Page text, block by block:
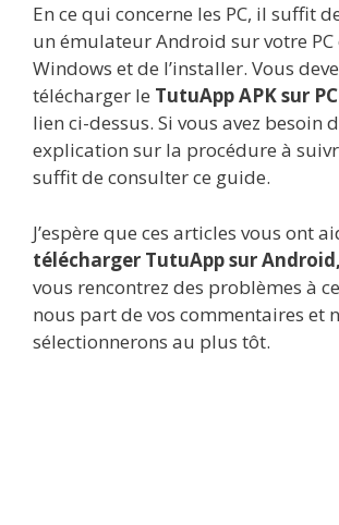
En ce qui concerne les PC, il suffit
un émulateur Android sur votre PC
Windows et de l’installer. Vous
télécharger le TutuApp APK sur PC
lien ci-dessus. Si vous avez besoin
explication sur la procédure à
suffit de consulter ce guide.
J’espère que ces articles vous ont
télécharger TutuApp sur
vous rencontrez des problèmes à
nous part de vos commentaires et
sélectionnerons au plus tôt.